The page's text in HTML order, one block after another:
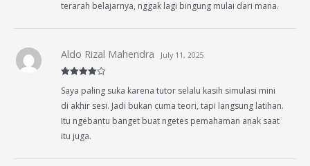
terarah belajarnya, nggak lagi bingung mulai dari mana.
out of 5
Aldo Rizal Mahendra July 11, 2025
Saya paling suka karena tutor selalu kasih simulasi mini
di akhir sesi. Jadi bukan cuma teori, tapi langsung latihan.
Itu ngebantu banget buat ngetes pemahaman anak saat
itu juga.